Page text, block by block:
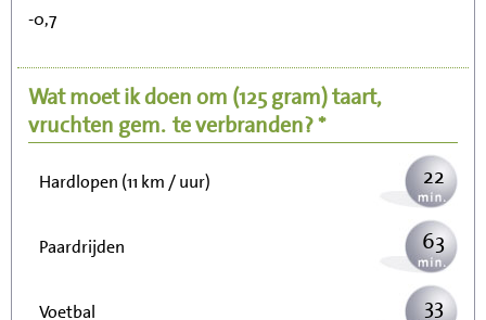
-0,7
Wat moet ik doen om (125 gram)taart,
vruchten gem. te verbranden? *
Wandelen (5 km/uur)
Hardlopen (11 km / uur) 22
Paardrijden 63
Voetbal 33